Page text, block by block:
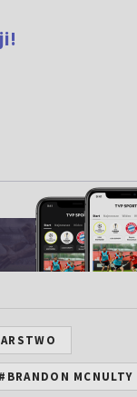
#BRANDON MCNULTY